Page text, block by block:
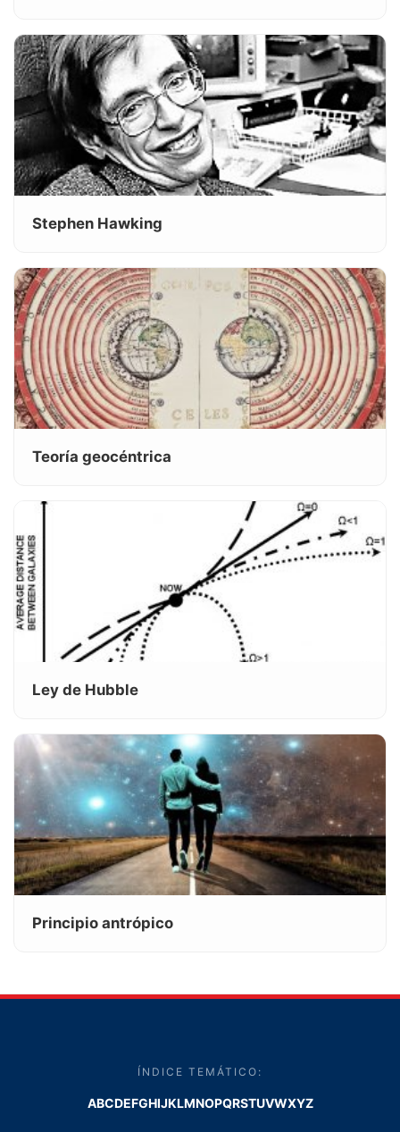
Stephen Hawking
Teoría geocéntrica
Ley de Hubble
Principio antrópico
ÍNDICE TEMÁTICO:
ABCDEFGHIJKLMNOPQRSTUVWXYZ